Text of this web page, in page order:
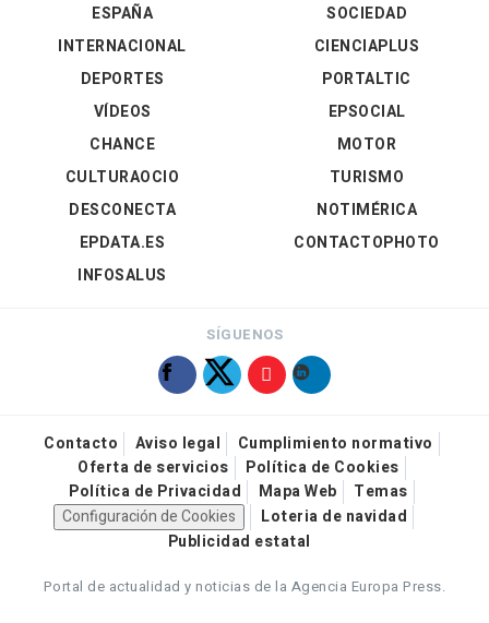
ESPAÑA
INTERNACIONAL
DEPORTES
VÍDEOS
SOCIEDAD
CIENCIAPLUS
PORTALTIC
EPSOCIAL
CHANCE
CULTURAOCIO
DESCONECTA
EPDATA.ES
INFOSALUS
MOTOR
TURISMO
NOTIMÉRICA
CONTACTOPHOTO
SÍGUENOS
Contacto Aviso legal
Cumplimiento normativo
Oferta de servicios
Política de Cookies
Política de Privacidad
Mapa Web
Temas
Configuración de Cookies
Loteria de navidad
Publicidad estatal
Portal de actualidad y noticias de la Agencia Europa Press.